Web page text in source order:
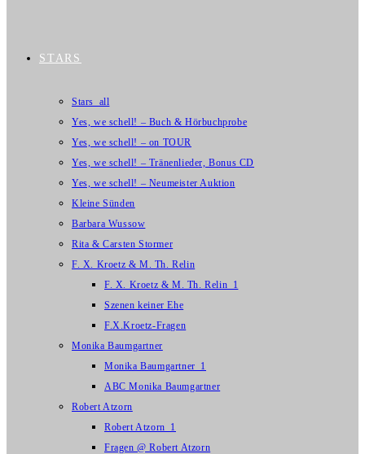
STARS
Stars_all
Yes, we schell! – Buch & Hörbuchprobe
Yes, we schell! – on TOUR
Yes, we schell! – Tränenlieder, Bonus CD
Yes, we schell! – Neumeister Auktion
Kleine Sünden
Barbara Wussow
Rita & Carsten Stormer
F. X. Kroetz & M. Th. Relin
F. X. Kroetz & M. Th. Relin_1
Szenen keiner Ehe
F.X.Kroetz-Fragen
Monika Baumgartner
Monika Baumgartner_1
ABC Monika Baumgartner
Robert Atzorn
Robert Atzorn_1
Fragen @ Robert Atzorn